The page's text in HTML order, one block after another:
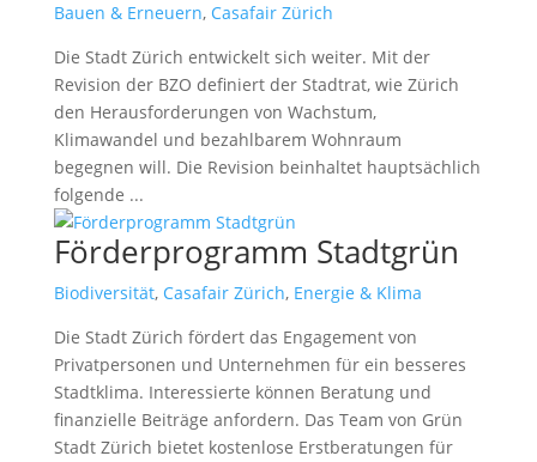
Bauen & Erneuern, Casafair Zürich
Die Stadt Zürich entwickelt sich weiter. Mit der
Revision der BZO definiert der Stadtrat, wie Zürich
den Herausforderungen von Wachstum,
Klimawandel und bezahlbarem Wohnraum
begegnen will. Die Revision beinhaltet hauptsächlich
folgende ...
Förderprogramm Stadtgrün
Biodiversität, Casafair Zürich, Energie & Klima
Die Stadt Zürich fördert das Engagement von
Privatpersonen und Unternehmen für ein besseres
Stadtklima. Interessierte können Beratung und
finanzielle Beiträge anfordern. Das Team von Grün
Stadt Zürich bietet kostenlose Erstberatungen für